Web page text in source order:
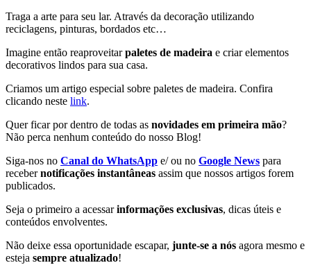
Traga a arte para seu lar. Através da decoração utilizando
reciclagens, pinturas, bordados etc…
Imagine então reaproveitarpaletes de madeira e criar elementos
decorativos lindos para sua casa.
Criamos um artigo especial sobre paletes de madeira. Confira
clicando neste link.
Quer ficar por dentro de todas as novidades em primeira mão?
Não perca nenhum conteúdo do nosso Blog!
Siga-nos no Canal do WhatsApp e/ ou no Google News para
recebernotificações instantâneas assim que nossos artigos forem
publicados.
Seja o primeiro a acessarinformações exclusivas, dicas úteis e
conteúdos envolventes.
Não deixe essa oportunidade escapar, junte-se a nós agora mesmo e
esteja sempre atualizado!